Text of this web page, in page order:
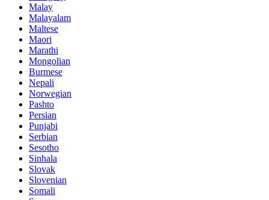
Malay
Malayalam
Maltese
Maori
Marathi
Mongolian
Burmese
Nepali
Norwegian
Pashto
Persian
Punjabi
Serbian
Sesotho
Sinhala
Slovak
Slovenian
Somali